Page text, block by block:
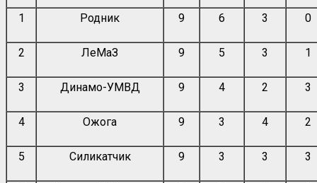
1 Родник 9 6 3 0
2 ЛеМаЗ 9 5 3 1
3 Динамо-УМВД 9 4 2 3
4 Ожога 9 3 4 2
5 Силикатчик 9 3 3 3